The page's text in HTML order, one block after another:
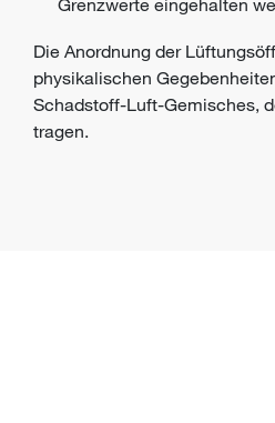
Grenzwerte eingehalten
Die Anordnung der
physikalischen
Schadstoff-Luft-Gemisches,
tragen.